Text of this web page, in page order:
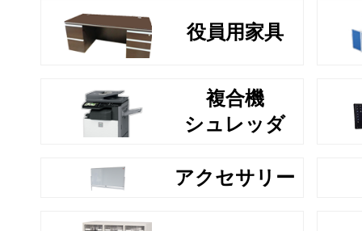
役員用家具
複合機
シュレッダ
アクセサリー